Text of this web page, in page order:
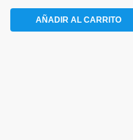
AÑADIR AL CARRITO